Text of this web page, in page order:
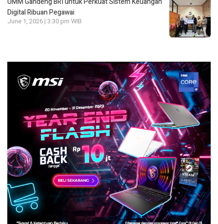
Digital Ribuan Pegawai
June 1, 2026 | 3:30 pm WIB